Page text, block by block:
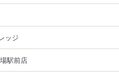
ッジ
駅前店